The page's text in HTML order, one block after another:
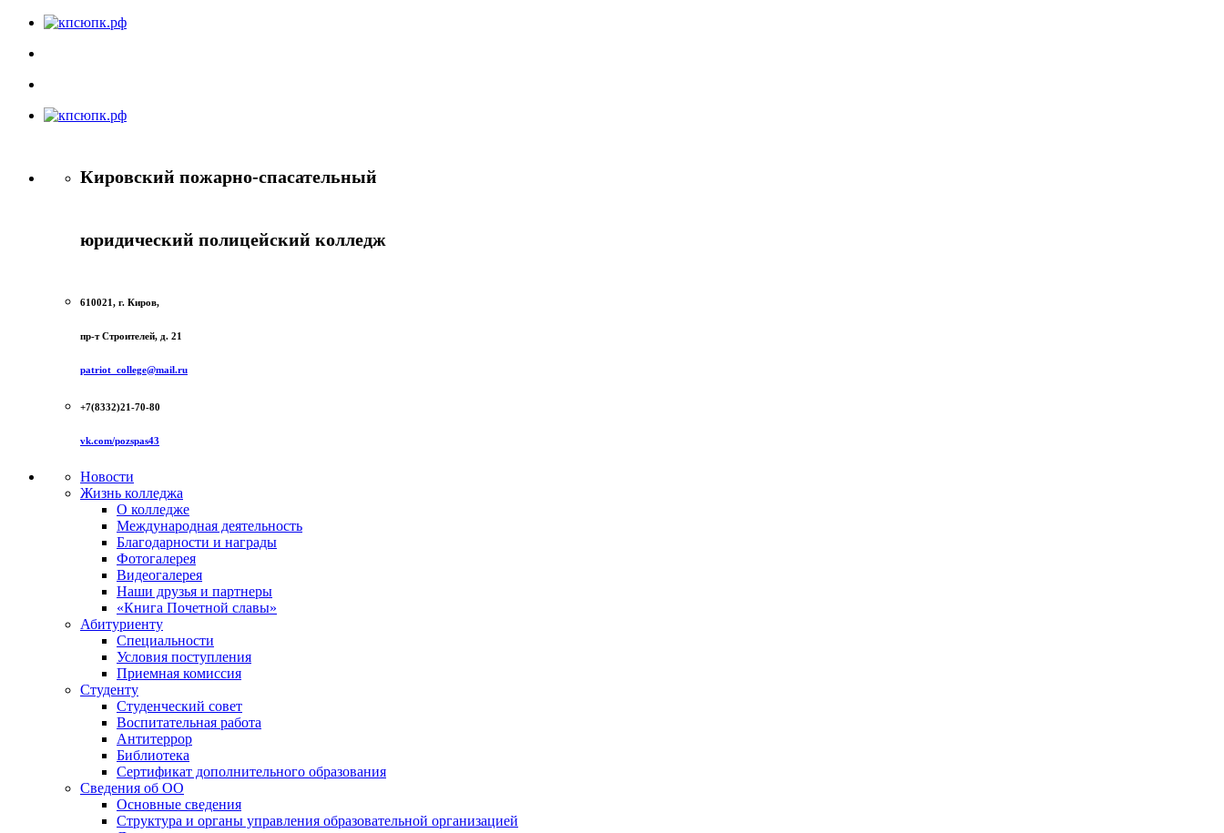
Кировский пожарно-спасательный
юридический полицейский колледж
610021, г. Киров,
пр-т Строителей, д. 21
patriot_college@mail.ru
+7(8332)21-70-80
vk.com/pozspas43
Новости
Жизнь колледжа
О колледже
Международная деятельность
Благодарности и награды
Фотогалерея
Видеогалерея
Наши друзья и партнеры
«Книга Почетной славы»
Абитуриенту
Специальности
Условия поступления
Приемная комиссия
Студенту
Студенческий совет
Воспитательная работа
Антитеррор
Библиотека
Сертификат дополнительного образования
Сведения об ОО
Основные сведения
Структура и органы управления образовательной организацией